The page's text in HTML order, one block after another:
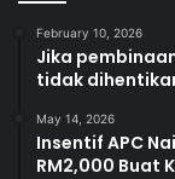
February 10, 2026
Jika
tidak
May 14, 2026
Insentif APC
RM2,000 Buat